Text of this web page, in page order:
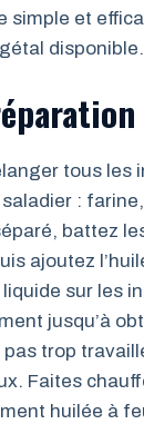
simple et
disponible.
tous les
:
battez
ajoutez
sur les
jusqu’à
trop
Faites
huilée à